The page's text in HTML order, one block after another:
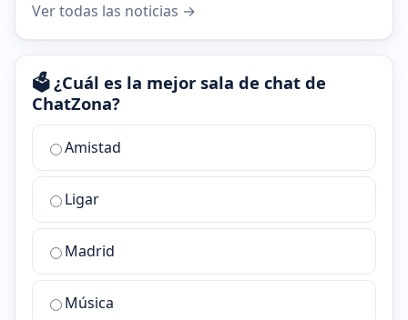
Ver todas las noticias →
🗳️ ¿Cuál es la mejor sala de chat de
ChatZona?
¿Cuál
la
mejor
sala
chat
Amistad
Ligar
Madrid
Música